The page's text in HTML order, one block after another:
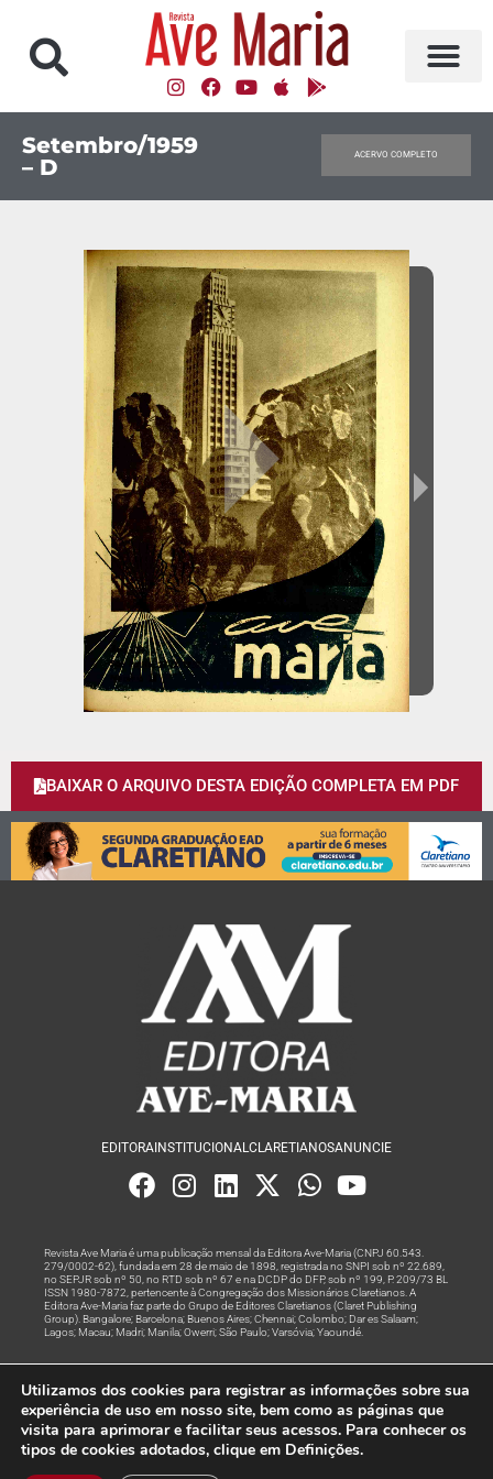
Setembro/1959
– D
ACERVO COMPLETO
BAIXAR O ARQUIVO DESTA EDIÇÃO COMPLETA EM PDF
EDITORA INSTITUCIONALCLARETIANOSANUNCIE
Revista Ave Maria é uma publicação mensal da Editora Ave-Maria (CNPJ 60.543.
279/0002-62), fundada em 28 de maio de 1898, registrada no SNPI sob nº 22.689,
no SEPJR sob nº 50, no RTD sob nº 67 e na DCDP do DFP, sob nº 199, P. 209/73 BL
ISSN 1980-7872, pertencente à Congregação dos Missionários Claretianos. A
Editora Ave-Maria faz parte do Grupo de Editores Claretianos (Claret Publishing
Group). Bangalore; Barcelona; Buenos Aires; Chennai; Colombo; Dar es Salaam;
Lagos; Macau; Madri; Manila; Owerri; São Paulo; Varsóvia; Yaoundé.
Rede
© Todos os Direitos Reservados
Utilizamos dos cookies para registrar as informações sobre sua
experiência de uso em nosso site, bem como as páginas que
visita para aprimorar e facilitar seus acessos. Para conhecer os
tipos de cookies adotados, clique em Definições.